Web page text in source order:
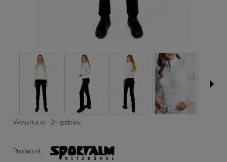
Wysyłka w: 24 godziny
Producent: